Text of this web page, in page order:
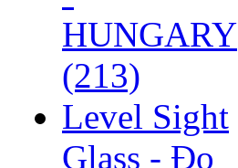
HUNGARY
(213)
Level Sight
Glass - Đo